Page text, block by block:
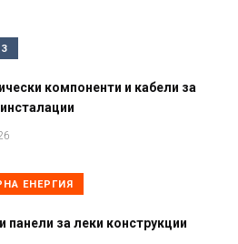
компоненти и кабели за
ЕНЕРГИЯ
панели за леки конструкции